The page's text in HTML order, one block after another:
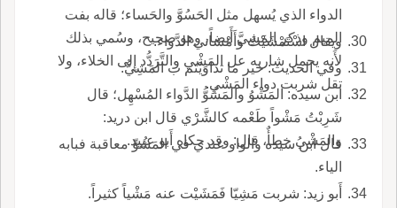
الدواء الذي يُسهل مثل الحَسُوَّ والحَساء؛ قاله بفت
الميم وذكر المَشِيَّ أَيضاً، وهو صحيح، وسُمي بذلك
لأَنه يحمل شاربه عل المَشْي والتَّرَدُّد إِلى الخلاء، ولا
تقل شربت دواء المَشْيِ.
ويقال اسْتَمْشَيْتُ وأَمْشاني الدَّواء.
وفي الحديث: خير ما تداوَيْتم ب المَشِيُّ.
ابن سيده: المَشْوُ والمَشُوُّ الدَّواء المُسْهِل؛ قال
شَرِبْتُ مَشْواً طَعْمه كالشَّرْي قال ابن دريد:
والمَشْيُ خطأٌ، قال: وقد حكاه أَبو عبيد.
قال ابن سيده والواو عندي في المَشُوِّ معاقبة فبابه
الياء.
أَبو زيد: شربت مَشِيّا فَمَشَيْت عنه مَشْياً كثيراً.